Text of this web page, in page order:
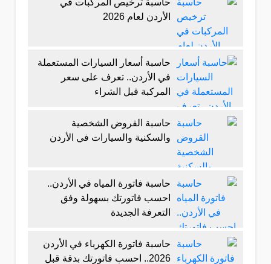
حاسبة ترخيص المركبات في
الأردن لعام 2026
حاسبة أسعار السيارات المستعملة
في الأردن.. تعرف على سعر
المركبة قبل الشراء
حاسبة القروض الشخصية
والسكنية والسيارات في الأردن
حاسبة فاتورة المياه في الأردن..
احسب فاتورتك بسهولة وفق
التعرفة الجديدة
حاسبة فاتورة الكهرباء في الأردن
2026.. احسب فاتورتك بدقة قبل